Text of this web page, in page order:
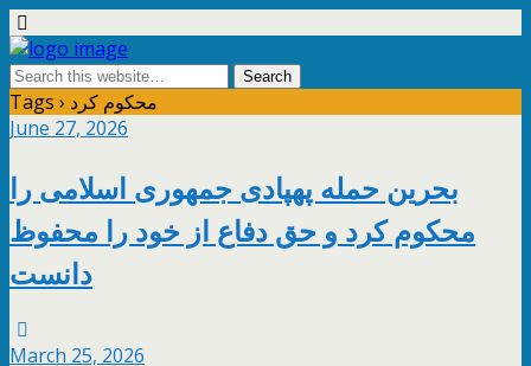
Tags › محکوم کرد
June 27, 2026
بحرین حمله پهپادی جمهوری اسلامی را
محکوم کرد و حق دفاع از خود را محفوظ
دانست
March 25, 2026